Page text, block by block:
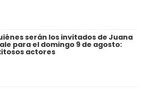
serán los invitados de Juana
para el domingo 9 de agosto:
actores